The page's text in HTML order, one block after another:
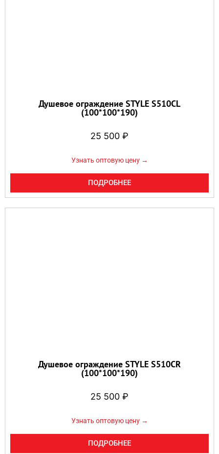
Душевое ограждение STYLE S510CL
(100*100*190)
25 500 ₽
Узнать оптовую цену →
ПОДРОБНЕЕ
Душевое ограждение STYLE S510CR
(100*100*190)
25 500 ₽
Узнать оптовую цену →
ПОДРОБНЕЕ